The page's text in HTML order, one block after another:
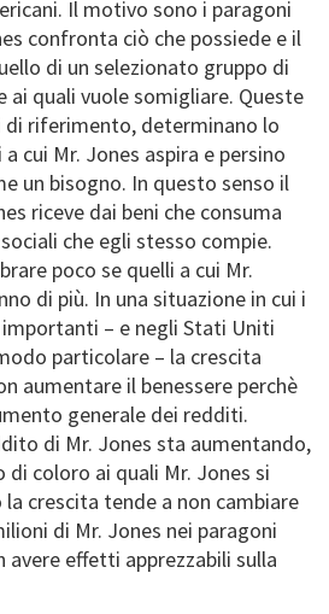
Il motivo sono i paragoni
confronta ciò che possiede e il
di un selezionato gruppo di
ai quali vuole somigliare. Queste
di riferimento, determinano lo
cui Mr. Jones aspira e persino
un bisogno. In questo senso il
riceve dai beni che consuma
che egli stesso compie.
poco se quelli a cui Mr.
di più. In una situazione in cui i
– e negli Stati Uniti
particolare – la crescita
aumentare il benessere perchè
generale dei redditi.
di Mr. Jones sta aumentando,
di coloro ai quali Mr. Jones si
crescita tende a non cambiare
di Mr. Jones nei paragoni
avere effetti apprezzabili sulla